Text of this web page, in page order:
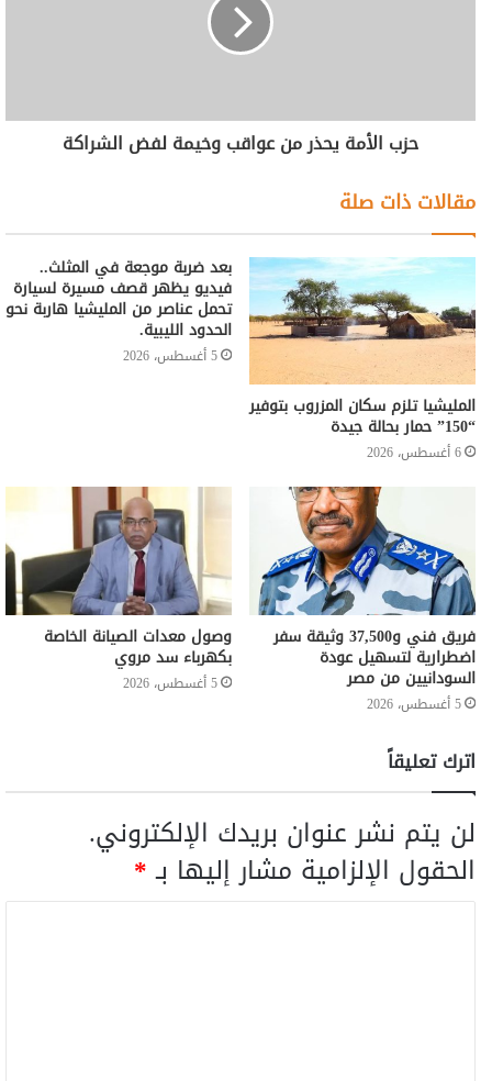
حزب الأمة يحذر من عواقب وخيمة لفض الشراكة
مقالات ذات صلة
المليشيا تلزم سكان المزروب بتوفير
“150” حمار بحالة جيدة
6 أغسطس، 2026
بعد ضربة موجعة في المثلث..
فيديو يظهر قصف مسيرة لسيارة
تحمل عناصر من المليشيا هاربة نحو
الحدود الليبية.
5 أغسطس، 2026
فريق فني و37,500 وثيقة سفر
اضطرارية لتسهيل عودة
السودانيين من مصر
5 أغسطس، 2026
وصول معدات الصيانة الخاصة
بكهرباء سد مروي
5 أغسطس، 2026
اترك تعليقاً
لن يتم نشر عنوان بريدك الإلكتروني.
الحقول الإلزامية مشار إليها بـ*